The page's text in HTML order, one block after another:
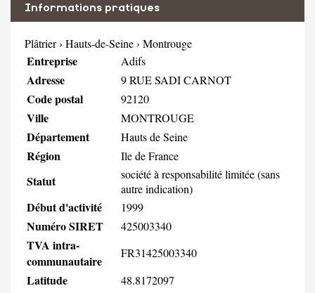
Informations pratiques
Plâtrier› Hauts-de-Seine› Montrouge
Entreprise Adifs
Adresse 9 RUE SADI CARNOT
Code postal 92120
Ville MONTROUGE
Département Hauts de Seine
Région Ile de France
Statut
société à responsabilité limitée (sans
autre indication)
Début d'activité 1999
Numéro SIRET 425003340
TVA intra-
communautaire
FR31425003340
Latitude 48.8172097